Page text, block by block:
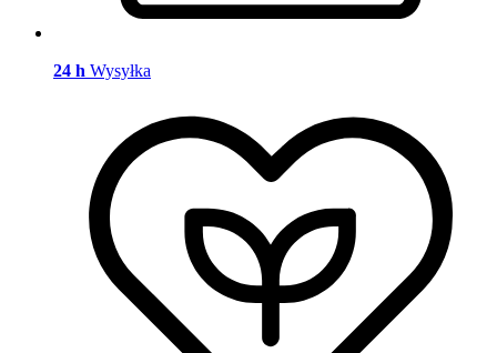
24 h Wysyłka